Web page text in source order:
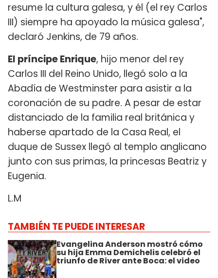
resume la cultura galesa, y él (el rey Carlos
III) siempre ha apoyado la música galesa",
declaró Jenkins, de 79 años.
El príncipe Enrique, hijo menor del rey
Carlos III del Reino Unido, llegó solo a la
Abadía de Westminster para asistir a la
coronación de su padre. A pesar de estar
distanciado de la familia real británica y
haberse apartado de la Casa Real, el
duque de Sussex llegó al templo anglicano
junto con sus primas, la princesas Beatriz y
Eugenia.
L.M
TAMBIÉN TE PUEDE INTERESAR
Evangelina Anderson mostró cómo
su hija Emma Demichelis celebró el
triunfo de River ante Boca: el video